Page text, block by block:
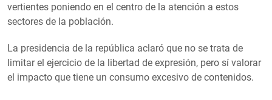
vertientes poniendo en el centro de la atención a estos
sectores de la población.
La presidencia de la república aclaró que no se trata de
limitar el ejercicio de la libertad de expresión, pero sí valorar
el impacto que tiene un consumo excesivo de contenidos.